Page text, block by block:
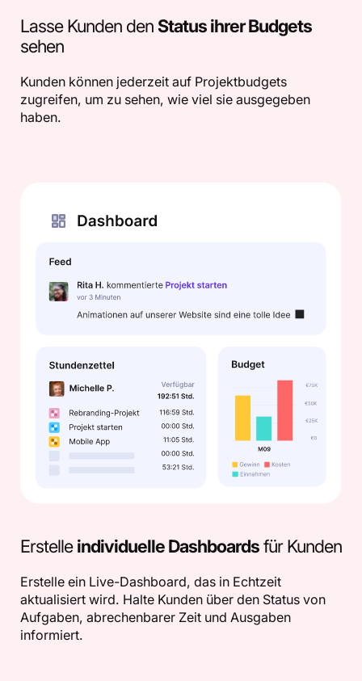
Lasse Kunden denStatus ihrer Budgets
sehen
Kunden können jederzeit auf Projektbudgets
zugreifen, um zu sehen, wie viel sie ausgegeben
haben.
Erstelleindividuelle Dashboardsfür Kunden
Erstelle ein Live-Dashboard, das in Echtzeit
aktualisiert wird. Halte Kunden über den Status von
Aufgaben, abrechenbarer Zeit und Ausgaben
informiert.